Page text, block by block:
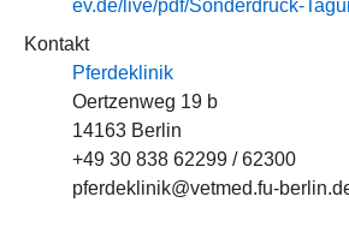
ev.de/live/pdf/Sonderdruck-
Kontakt
Pferdeklinik
Oertzenweg 19 b
14163 Berlin
+49 30 838 62299 / 62300
pferdeklinik@vetmed.fu-